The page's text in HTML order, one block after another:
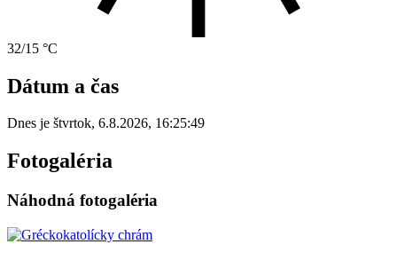
32/15 °C
Dátum a čas
Dnes je štvrtok, 6.8.2026, 16:25:49
Fotogaléria
Náhodná fotogaléria